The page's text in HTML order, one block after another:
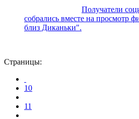
Получатели
собрались вместе на просмотр
близ Диканьки".
Страницы:
10
11